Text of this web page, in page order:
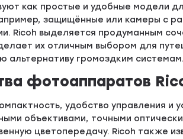
как простые и удобные модели
защищённые или камеры с
Ricoh выделяется продуманным
их отличным выбором для
громоздким системам.
фотоаппаратов
удобство управления и
объективами, точными
цветопередачу. Ricoh также